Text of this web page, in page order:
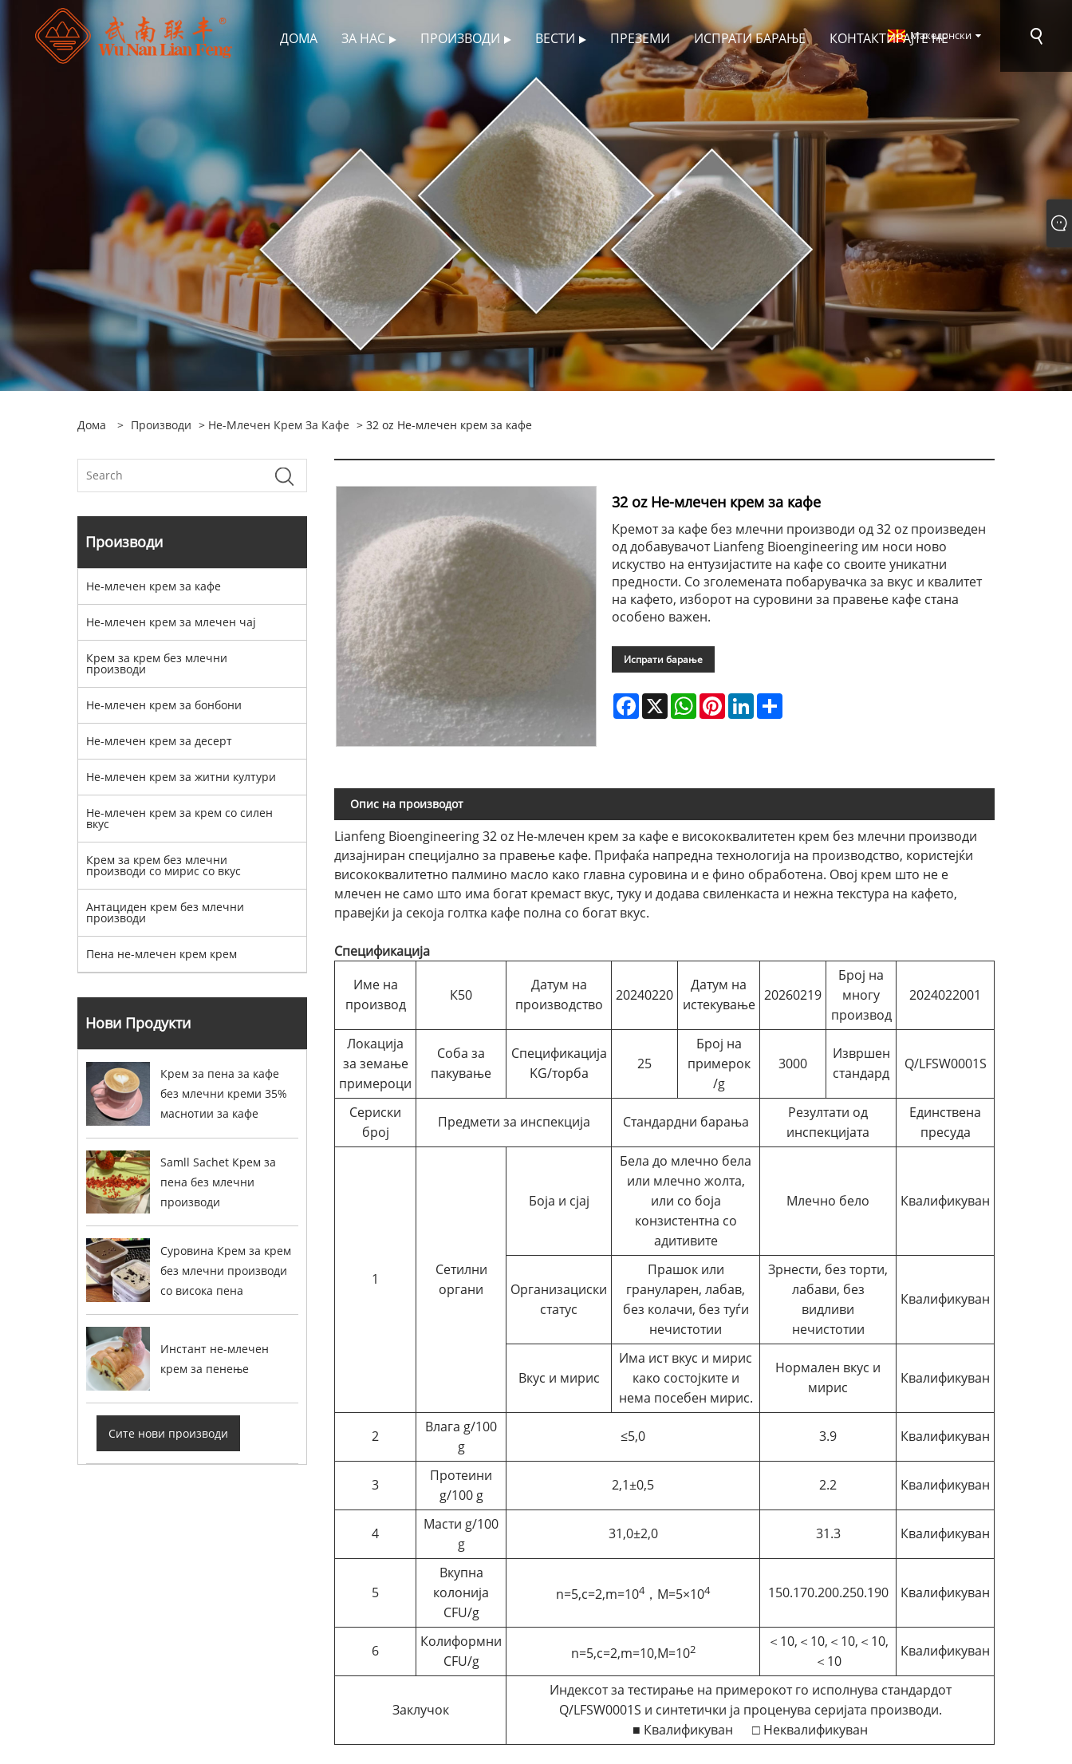
ДОМА ЗА НАС ПРОИЗВОДИ ВЕСТИ ПРЕЗЕМИ ИСПРАТИ БАРАЊЕ КОНТАКТИРАЈТЕ НЕ
Македонски
Дома > Производи > Не-Млечен Крем За Кафе > 32 oz Не-млечен крем за кафе
Производи
Не-млечен крем за кафе
Не-млечен крем за млечен чај
Крем за крем без млечни
производи
Не-млечен крем за бонбони
Не-млечен крем за десерт
Не-млечен крем за житни култури
Не-млечен крем за крем со силен
вкус
Крем за крем без млечни
производи со мирис со вкус
Антациден крем без млечни
производи
Пена не-млечен крем крем
Нови Продукти
Крем за пена за кафе
без млечни креми 35%
маснотии за кафе
Samll Sachet Крем за
пена без млечни
производи
Суровина Крем за крем
без млечни производи
со висока пена
Инстант не-млечен
крем за пенење
Сите нови производи
32 oz Не-млечен крем за кафе
Кремот за кафе без млечни производи од 32 oz произведен
од добавувачот Lianfeng Bioengineering им носи ново
искуство на ентузијастите на кафе со своите уникатни
предности. Со зголемената побарувачка за вкус и квалитет
на кафето, изборот на суровини за правење кафе стана
особено важен.
Испрати барање
Facebook
X WhatsAppPinterestLinkedInShare
Опис на производот
Lianfeng Bioengineering 32 oz Не-млечен крем за кафе е висококвалитетен крем без млечни производи
дизајниран специјално за правење кафе. Прифаќа напредна технологија на производство, користејќи
висококвалитетно палмино масло како главна суровина и е фино обработена. Овој крем што не е
млечен не само што има богат кремаст вкус, туку и додава свиленкаста и нежна текстура на кафето,
правејќи ја секоја голтка кафе полна со богат вкус.
Спецификација
Име на
производ
К50
Датум на
производство
20240220
Датум на
истекување
20260219
Број на
многу
производ
2024022001
Локација
за земање
примероци
Соба за
пакување
Спецификација
KG/торба
25
Број на
примерок
/g
3000
Извршен
стандард
Q/LFSW0001S
Сериски
број
Предмети за инспекција Стандардни барања
Резултати од
инспекцијата
Единствена
пресуда
1
Сетилни
органи
Боја и сјај
Бела до млечно бела
или млечно жолта,
или со боја
конзистентна со
адитивите
Млечно бело Квалификуван
Организациски
статус
Прашок или
грануларен, лабав,
без колачи, без туѓи
нечистотии
Зрнести, без торти,
лабави, без
видливи
нечистотии
Квалификуван
Вкус и мирис
Има ист вкус и мирис
како состојките и
нема посебен мирис.
Нормален вкус и
мирис
Квалификуван
2
Влага g/100
g
≤5,0 3.9 Квалификуван
3
Протеини
g/100 g
2,1±0,5 2.2 Квалификуван
4
Масти g/100
g
31,0±2,0 31.3 Квалификуван
5
Вкупна
колонија
CFU/g
n=5,c=2,m=104，M=5×104 150.170.200.250.190 Квалификуван
6
Колиформни
CFU/g
n=5,c=2,m=10,M=102
＜10,＜10,＜10,＜10,
＜10
Квалификуван
Заклучок
Индексот за тестирање на примерокот го исполнува стандардот
Q/LFSW0001S и синтетички ја проценува серијата производи.
■ Квалификуван □ Неквалификуван